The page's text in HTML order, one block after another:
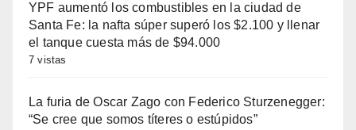
YPF aumentó los combustibles en la ciudad de
Santa Fe: la nafta súper superó los $2.100 y llenar
el tanque cuesta más de $94.000
7 vistas
La furia de Oscar Zago con Federico Sturzenegger:
“Se cree que somos títeres o estúpidos”